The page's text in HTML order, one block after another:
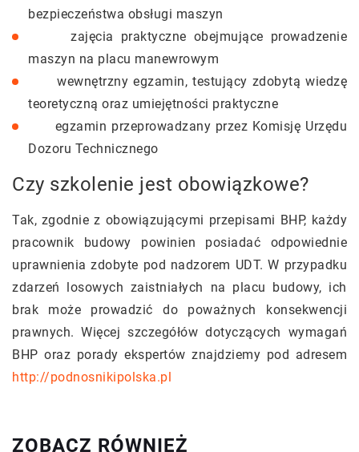
bezpieczeństwa obsługi maszyn
zajęcia praktyczne obejmujące prowadzenie
maszyn na placu manewrowym
wewnętrzny egzamin, testujący zdobytą wiedzę
teoretyczną oraz umiejętności praktyczne
egzamin przeprowadzany przez Komisję Urzędu
Dozoru Technicznego
Czy szkolenie jest obowiązkowe?
Tak, zgodnie z obowiązującymi przepisami BHP, każdy
pracownik budowy powinien posiadać odpowiednie
uprawnienia zdobyte pod nadzorem UDT. W przypadku
zdarzeń losowych zaistniałych na placu budowy, ich
brak może prowadzić do poważnych konsekwencji
prawnych. Więcej szczegółów dotyczących wymagań
BHP oraz porady ekspertów znajdziemy pod adresem
http://podnosnikipolska.pl
ZOBACZ RÓWNIEŻ